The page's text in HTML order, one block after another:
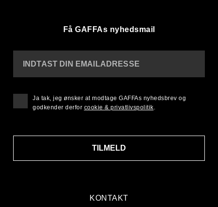
Få GAFFAs nyhedsmail
KONTAKT
INDTAST DIN EMAILADRESSE
TILMELD
Ja tak, jeg ønsker at modtage GAFFAs nyhedsbrev og
godkender derfor cookie & privatlivspolitik.